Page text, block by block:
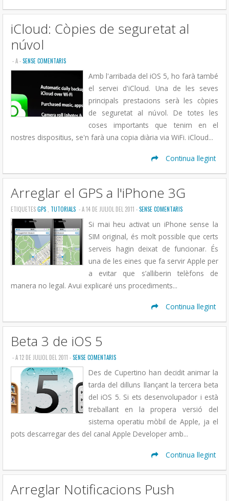
iCloud: Còpies de seguretat al
núvol
- A-SENSE COMENTARIS
Amb l'arribada del iOS 5, ho farà també
el servei d'iCloud. Una de les seves
principals prestacions serà les còpies
de seguretat al núvol. De totes les
coses importants que tenim en el
nostres dispositius, se'n farà una copia diària via WiFi. iCloud...
Continua llegint
Arreglar el GPS a l'iPhone 3G
ETIQUETESGPS , TUTORIALS - A 14 DE JULIOL DEL 2011 -SENSE COMENTARIS
Si mai heu activat un iPhone sense la
SIM original, és molt possible que certs
serveis hagin deixat de funcionar. És
una de les eines que fa servir Apple per
a evitar que s’alliberin telèfons de
manera no legal. Avui explicaré uns procediments...
Continua llegint
Beta 3 de iOS 5
- A 12 DE JULIOL DEL 2011 -SENSE COMENTARIS
Des de Cupertino han decidit animar la
tarda del dilluns llançant la tercera beta
del iOS 5. Si ets desenvolupador i està
treballant en la propera versió del
sistema operatiu mòbil de Apple, ja el
pots descarregar des del canal Apple Developer amb...
Continua llegint
Arreglar Notificacions Push